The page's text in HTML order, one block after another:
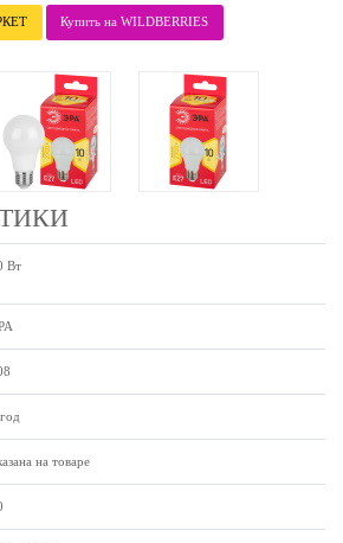
Купить на WILDBERRIES
Вт
на товаре